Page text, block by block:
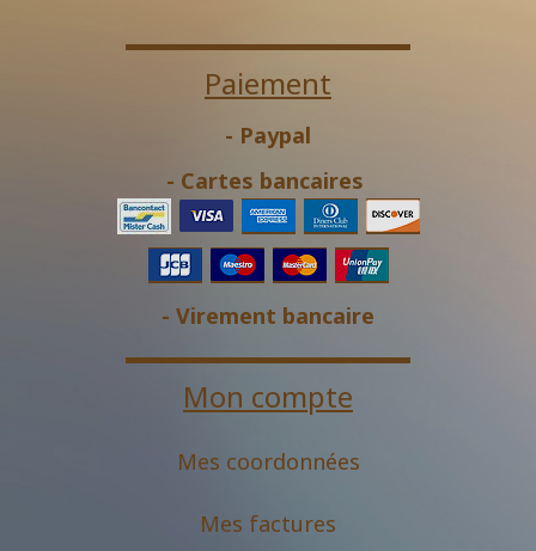
Paiement
- Paypal
- Cartes bancaires
- Virement bancaire
Mon compte
Mes coordonnées
Mes factures